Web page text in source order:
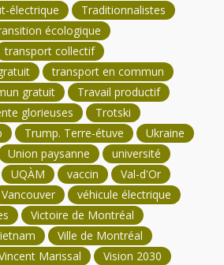
électrique
Traditionnalistes
écologique
transport collectif
transport en commun
gratuit
Travail productif
glorieuses
Trotski
Trump. Terre-étuve
Ukraine
Union paysanne
université
UQÀM vaccin
Val-d'Or
Vancouver
véhicule électrique
Victoire de Montréal
Ville de Montréal
Marissal
Vision 2030